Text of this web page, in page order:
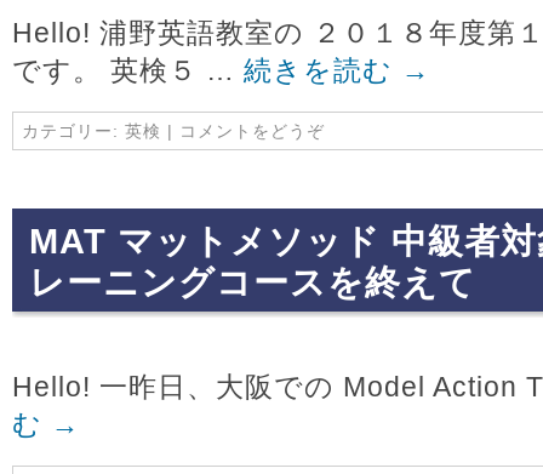
Hello! 浦野英語教室の ２０１８年度第
です。 英検５ … 続きを読む →
カテゴリー: 英検 | コメントをどうぞ
MAT マットメソッド 中級者
レーニングコースを終えて
Hello! 一昨日、大阪での Model Action
む →